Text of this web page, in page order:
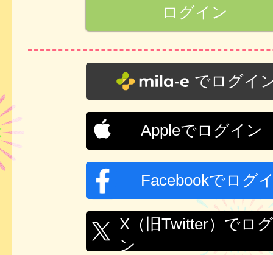
でログイ
Appleでログイン
Facebookでログ
X（旧Twitter）でロ
ン